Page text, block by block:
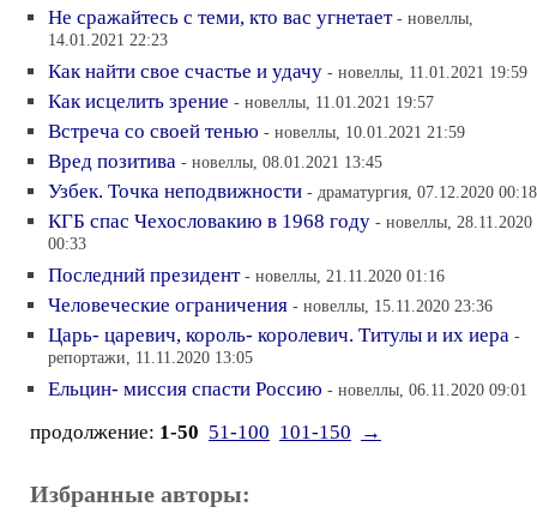
Не сражайтесь с теми, кто вас угнетает - новеллы,
14.01.2021 22:23
Как найти свое счастье и удачу - новеллы, 11.01.2021 19:59
Как исцелить зрение - новеллы, 11.01.2021 19:57
Встреча со своей тенью - новеллы, 10.01.2021 21:59
Вред позитива - новеллы, 08.01.2021 13:45
Узбек. Точка неподвижности - драматургия, 07.12.2020 00:18
КГБ спас Чехословакию в 1968 году - новеллы, 28.11.2020
00:33
Последний президент - новеллы, 21.11.2020 01:16
Человеческие ограничения - новеллы, 15.11.2020 23:36
Царь- царевич, король- королевич. Титулы и их иера -
репортажи, 11.11.2020 13:05
Ельцин- миссия спасти Россию - новеллы, 06.11.2020 09:01
продолжение: 1-50 51-100 101-150 →
Избранные авторы: